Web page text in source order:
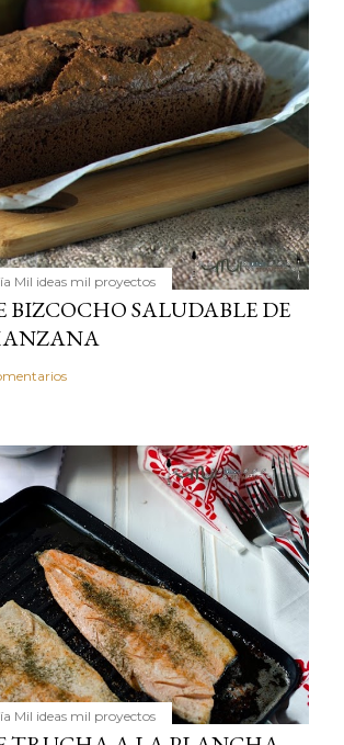
Mil ideas mil proyectos
BIZCOCHO SALUDABLE DE
Mil ideas mil proyectos